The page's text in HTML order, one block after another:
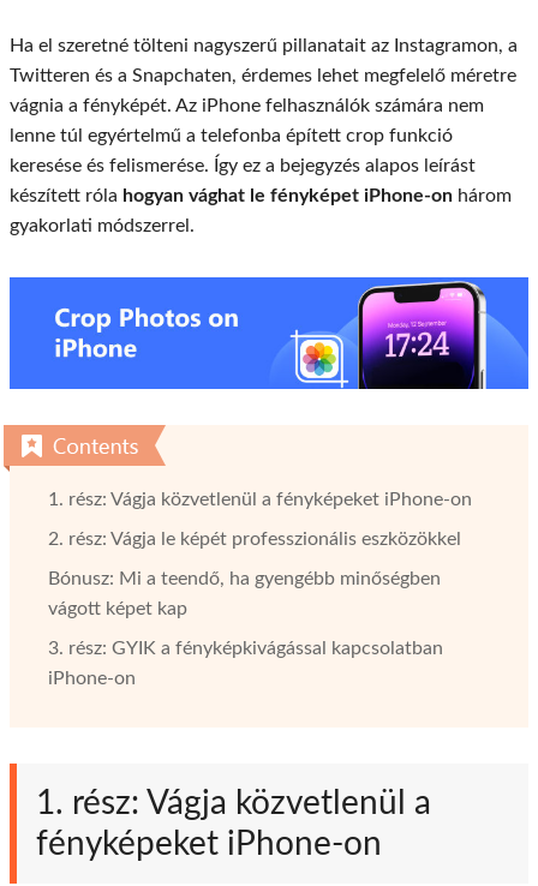
Ha el szeretné tölteni nagyszerű pillanatait az Instagramon, a
Twitteren és a Snapchaten, érdemes lehet megfelelő méretre
vágnia a fényképét. Az iPhone felhasználók számára nem
lenne túl egyértelmű a telefonba épített crop funkció
keresése és felismerése. Így ez a bejegyzés alapos leírást
készített róla hogyan vághat le fényképet iPhone-on három
gyakorlati módszerrel.
1. rész: Vágja közvetlenül a fényképeket iPhone-on
2. rész: Vágja le képét professzionális eszközökkel
Bónusz: Mi a teendő, ha gyengébb minőségben
vágott képet kap
3. rész: GYIK a fényképkivágással kapcsolatban
iPhone-on
1. rész: Vágja közvetlenül a
fényképeket iPhone-on